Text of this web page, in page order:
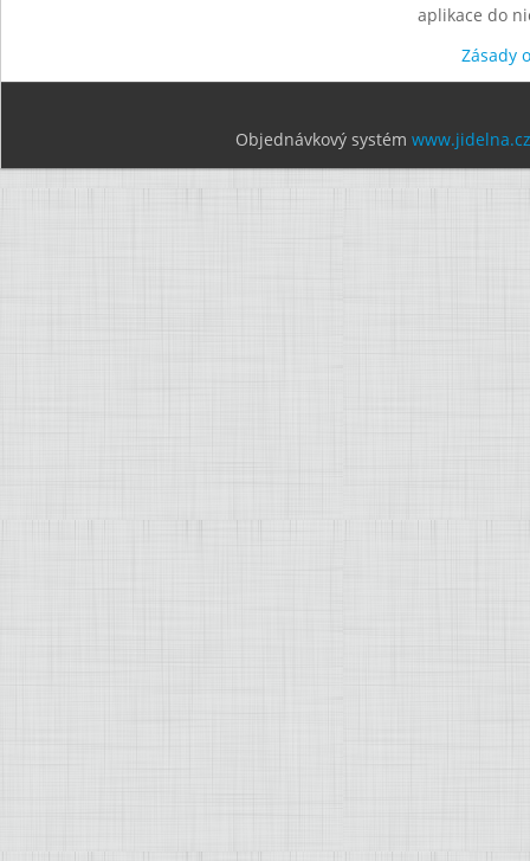
aplikace do
Zásady
Objednávkový systém www.jidelna.cz